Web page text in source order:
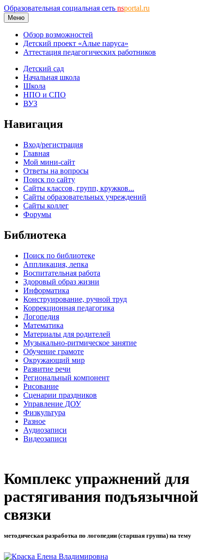
Образовательная социальная сеть nsportal.ru
Меню
Обзор возможностей
Детский проект «Алые паруса»
Аттестация педагогических работников
Детский сад
Начальная школа
Школа
НПО и СПО
ВУЗ
Навигация
Вход/регистрация
Главная
Мой мини-сайт
Ответы на вопросы
Поиск по сайту
Сайты классов, групп, кружков...
Сайты образовательных учреждений
Сайты коллег
Форумы
Библиотека
Поиск по библиотеке
Аппликация, лепка
Воспитательная работа
Здоровый образ жизни
Информатика
Конструирование, ручной труд
Коррекционная педагогика
Логопедия
Математика
Материалы для родителей
Музыкально-ритмическое занятие
Обучение грамоте
Окружающий мир
Развитие речи
Региональный компонент
Рисование
Сценарии праздников
Управление ДОУ
Физкультура
Разное
Аудиозаписи
Видеозаписи
Комплекс упражнений для
растягивания подъязычной
связки
методическая разработка по логопедии (старшая группа) на тему